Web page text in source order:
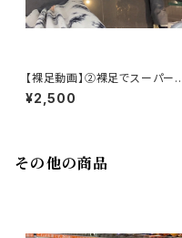
【裸足動画】②裸足でスーパー
【Barefoot Video]】② Baref
oot in the supermarket
¥2,500
その他の商品